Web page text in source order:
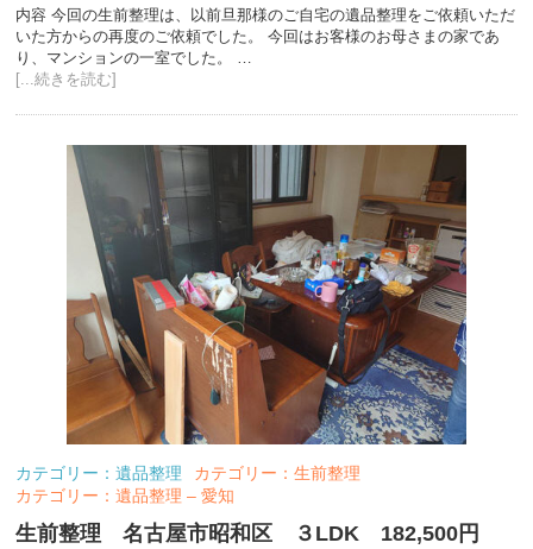
内容 今回の生前整理は、以前旦那様のご自宅の遺品整理をご依頼いただ
いた方からの再度のご依頼でした。 今回はお客様のお母さまの家であ
り、マンションの一室でした。 …
[...続きを読む]
カテゴリー：遺品整理
カテゴリー：生前整理
カテゴリー：遺品整理 – 愛知
生前整理 名古屋市昭和区 ３LDK 182,500円